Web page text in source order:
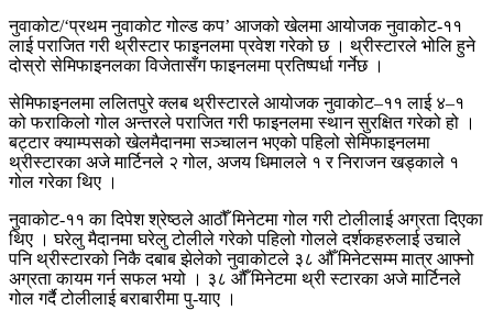
नुवाकोट/‘प्रथम नुवाकोट गोल्ड कप’ आजको खेलमा आयोजक नुवाकोट-११
लाई पराजित गरी थ्रीस्टार फाइनलमा प्रवेश गरेको छ । थ्रीस्टारले भोलि हुने
दोस्रो सेमिफाइनलका विजेतासँग फाइनलमा प्रतिष्पर्धा गर्नेछ ।
सेमिफाइनलमा ललितपुरे क्लब थ्रीस्टारले आयोजक नुवाकोट–११ लाई ४–१
को फराकिलो गोल अन्तरले पराजित गरी फाइनलमा स्थान सुरक्षित गरेको हो ।
बट्टार क्याम्पसको खेलमैदानमा सञ्चालन भएको पहिलो सेमिफाइनलमा
थ्रीस्टारका अजे मार्टिनले २ गोल, अजय धिमालले १ र निराजन खड्काले १
गोल गरेका थिए ।
नुवाकोट-११ का दिपेश श्रेष्ठले आठौँ मिनेटमा गोल गरी टोलीलाई अग्रता दिएका
थिए । घरेलु मैदानमा घरेलु टोलीले गरेको पहिलो गोलले दर्शकहरुलाई उचाले
पनि थ्रीस्टारको निकै दबाब झेलेको नुवाकोटले ३८ औँ मिनेटसम्म मात्र आफ्नो
अग्रता कायम गर्न सफल भयो । ३८ औंँ मिनेटमा थ्री स्टारका अजे मार्टिनले
गोल गर्दै टोलीलाई बराबारीमा पु-याए ।